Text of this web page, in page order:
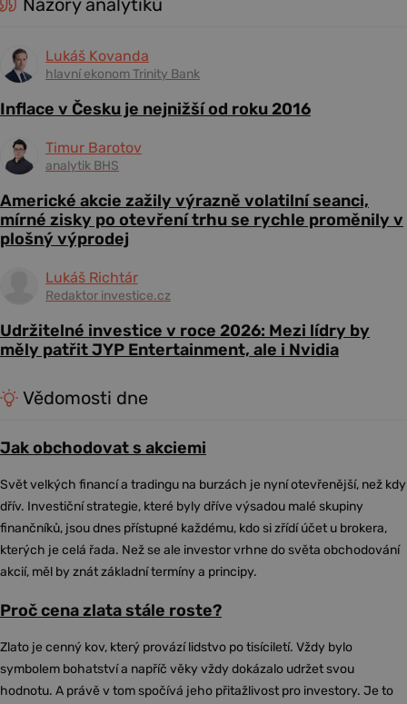
Názory analytiků
Lukáš Kovanda
hlavní ekonom Trinity Bank
Inflace v Česku je nejnižší od roku 2016
Timur Barotov
analytik BHS
Americké akcie zažily výrazně volatilní seanci,
mírné zisky po otevření trhu se rychle proměnily v
plošný výprodej
Lukáš Richtár
Redaktor investice.cz
Udržitelné investice v roce 2026: Mezi lídry by
měly patřit JYP Entertainment, ale i Nvidia
Vědomosti dne
Jak obchodovat s akciemi
Svět velkých financí a tradingu na burzách je nyní otevřenější, než kdy
dřív. Investiční strategie, které byly dříve výsadou malé skupiny
finančníků, jsou dnes přístupné každému, kdo si zřídí účet u brokera,
kterých je celá řada. Než se ale investor vrhne do světa obchodování
akcií, měl by znát základní termíny a principy.
Proč cena zlata stále roste?
Zlato je cenný kov, který provází lidstvo po tisíciletí. Vždy bylo
symbolem bohatství a napříč věky vždy dokázalo udržet svou
hodnotu. A právě v tom spočívá jeho přitažlivost pro investory. Je to